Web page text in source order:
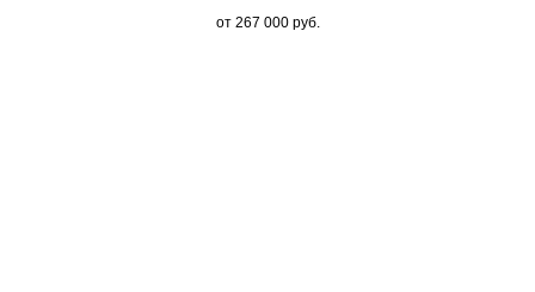
от 267 000 руб.